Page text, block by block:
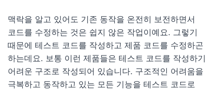
맥락을 알고 있어도 기존 동작을 온전히 보전하면서
코드를 수정하는 것은 쉽지 않은 작업이예요. 그렇기
때문에 테스트 코드를 작성하고 제품 코드를 수정하곤
하는데요. 보통 이런 제품들은 테스트 코드를 작성하기
어려운 구조로 작성되어 있습니다. 구조적인 어려움을
극복하고 동작하고 있는 모든 기능을 테스트 코드로